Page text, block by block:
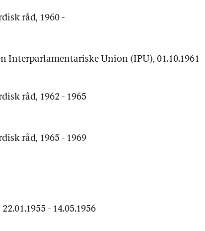
råd, 1960 -
Interparlamentariske Union (IPU), 01.10.1961 -
råd, 1962 - 1965
råd, 1965 - 1969
- 14.05.1956